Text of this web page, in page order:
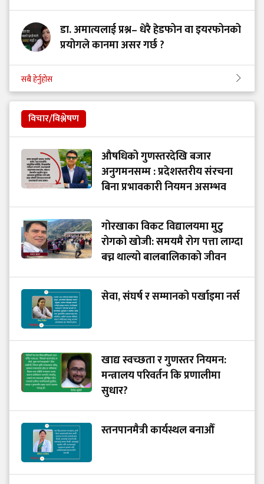
डा. अमात्यलाई प्रश्न– धेरै हेडफोन वा इयरफोनको
प्रयोगले कानमा असर गर्छ ?
सबै हेर्नुहोस
विचार/विश्लेषण
औषधिको गुणस्तरदेखि बजार
अनुगमनसम्म : प्रदेशस्तरीय संरचना
बिना प्रभावकारी नियमन असम्भव
गोरखाका विकट विद्यालयमा मुटु
रोगको खोजी: समयमै रोग पत्ता लाग्दा
बच्न थाल्यो बालबालिकाको जीवन
सेवा, संघर्ष र सम्मानको पर्खाइमा नर्स
खाद्य स्वच्छता र गुणस्तर नियमन:
मन्त्रालय परिवर्तन कि प्रणालीमा
सुधार?
स्तनपानमैत्री कार्यस्थल बनाऔँ